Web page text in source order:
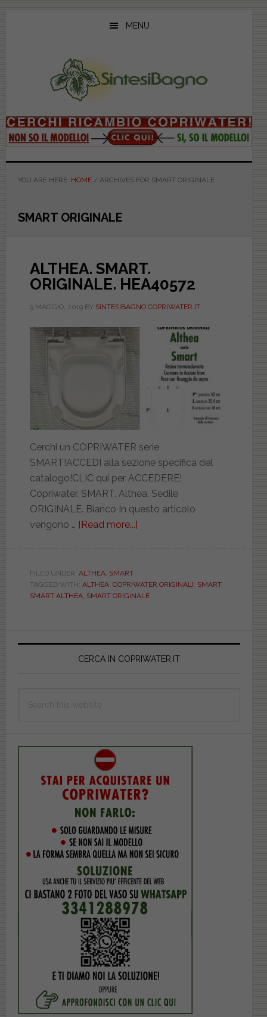
MENU
YOU ARE HERE: HOME /ARCHIVES FOR SMART ORIGINALE
SMART ORIGINALE
ALTHEA. SMART.
ORIGINALE. HEA40572
9 MAGGIO, 2019BY SINTESIBAGNO COPRIWATER.IT
Cerchi un COPRIWATER serie
SMART!ACCEDI alla sezione specifica del
catalogo!CLIC qui per ACCEDERE!
Copriwater. SMART. Althea. Sedile
ORIGINALE. Bianco In questo articolo
vengono … [Read more...]
HEA40572
FILED UNDER: ALTHEA, SMART
TAGGED WITH: ALTHEA, COPRIWATER ORIGINALI SMART,
SMART ALTHEA, SMART ORIGINALE
Primary
CERCA IN COPRIWATER.IT